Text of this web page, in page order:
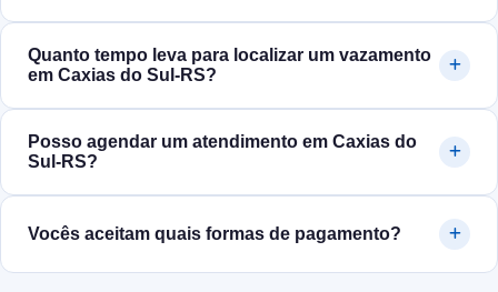
Quanto tempo leva para localizar um vazamento
em Caxias do Sul‑RS?
Posso agendar um atendimento em Caxias do
Sul‑RS?
Vocês aceitam quais formas de pagamento?